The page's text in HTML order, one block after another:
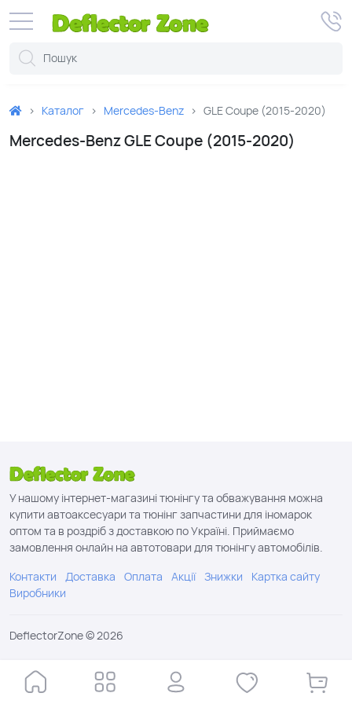
Каталог Mercedes-Benz GLE Coupe (2015-2020)
Mercedes-Benz GLE Coupe (2015-2020)
У нашому інтернет-магазині тюнінгу та обважування можна
купити автоаксесуари та тюнінг запчастини для іномарок
оптом та в роздріб з доставкою по Україні. Приймаємо
замовлення онлайн на автотовари для тюнінгу автомобілів.
Контакти Доставка Оплата Акції Знижки
Картка сайту
Виробники
DeflectorZone © 2026